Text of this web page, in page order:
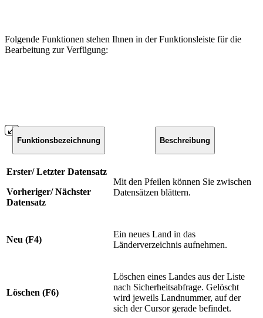
Folgende Funktionen stehen Ihnen in der Funktionsleiste für die
Bearbeitung zur Verfügung:
Funktionsbezeichnung Beschreibung
Erster/ Letzter Datensatz
Vorheriger/ Nächster
Datensatz
Mit den Pfeilen können Sie zwischen
Datensätzen blättern.
Neu (F4)
Ein neues Land in das
Länderverzeichnis aufnehmen.
Löschen (F6)
Löschen eines Landes aus der Liste
nach Sicherheitsabfrage. Gelöscht
wird jeweils Landnummer, auf der
sich der Cursor gerade befindet.